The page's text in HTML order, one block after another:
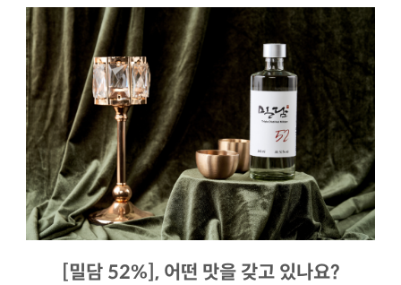
[밀담 52%], 어떤 맛을 갖고 있나요?